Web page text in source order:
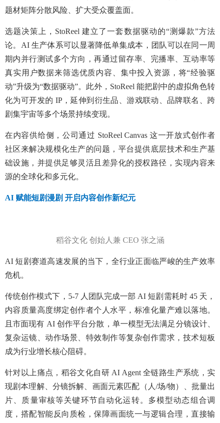
题材矩阵分散风险、扩大受众覆盖面。
选题决策上，StoReel 建立了一套数据驱动的“测爆款”方法
论。AI 生产体系可以显著降低单集成本，团队可以在同一周
期内并行测试多个方向，再通过留存率、完播率、互动率等
真实用户数据来筛选优质内容、集中投入资源，将“经验驱
动”升级为“数据驱动”。此外，StoReel 能把剧中的虚拟角色转
化为可开发的 IP，延伸到衍生品、游戏联动、品牌联名、跨
剧集宇宙等多个场景持续变现。
在内容供给侧，公司通过 StoReel Canvas 这一开放式创作者
社区来解决规模化生产的问题，平台提供底层技术和生产基
础设施，并提供足够灵活且差异化的授权路径，实现内容来
源的全球化和多元化。
AI 赋能短剧漫剧 开启内容创作新纪元
稻谷文化 创始人兼 CEO 张之涵
AI 短剧赛道高速发展的当下，全行业正面临严峻的生产效率
危机。
传统创作模式下，5-7 人团队完成一部 AI 短剧需耗时 45 天，
内容质量高度绑定创作者个人水平，标准化量产难以落地。
且市面现有 AI 创作平台分散，单一模型无法满足分镜设计、
复杂运镜、动作场景、特效制作等复杂创作需求，技术短板
成为行业增长核心阻碍。
针对以上痛点，稻谷文化自研 AI Agent 全链路生产系统，实
现剧本理解、分镜拆解、画面元素匹配（人/场/物）、批量出
片、质量审核等关键环节自动化运转。多模型动态组合调
度，搭配智能反向质检，保障画面统一与逻辑合理，直接输